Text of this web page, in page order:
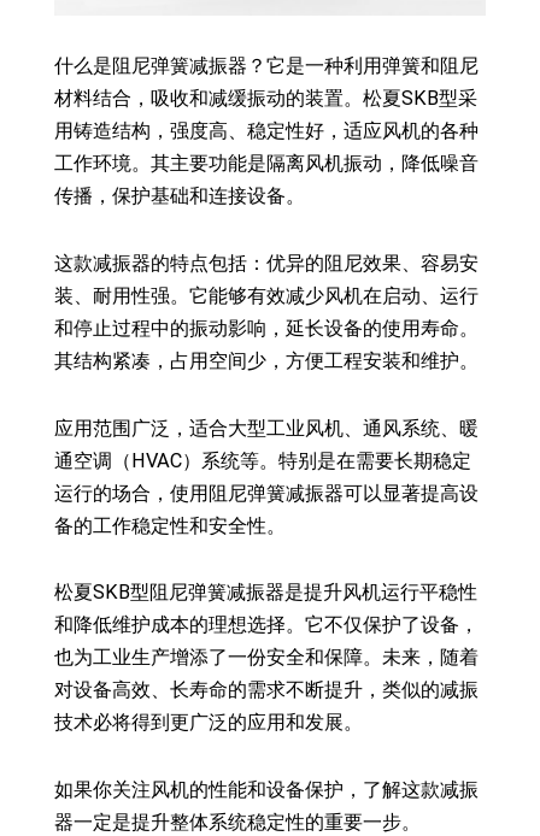
什么是阻尼弹簧减振器？它是一种利用弹簧和阻尼
材料结合，吸收和减缓振动的装置。松夏SKB型采
用铸造结构，强度高、稳定性好，适应风机的各种
工作环境。其主要功能是隔离风机振动，降低噪音
传播，保护基础和连接设备。
这款减振器的特点包括：优异的阻尼效果、容易安
装、耐用性强。它能够有效减少风机在启动、运行
和停止过程中的振动影响，延长设备的使用寿命。
其结构紧凑，占用空间少，方便工程安装和维护。
应用范围广泛，适合大型工业风机、通风系统、暖
通空调（HVAC）系统等。特别是在需要长期稳定
运行的场合，使用阻尼弹簧减振器可以显著提高设
备的工作稳定性和安全性。
松夏SKB型阻尼弹簧减振器是提升风机运行平稳性
和降低维护成本的理想选择。它不仅保护了设备，
也为工业生产增添了一份安全和保障。未来，随着
对设备高效、长寿命的需求不断提升，类似的减振
技术必将得到更广泛的应用和发展。
如果你关注风机的性能和设备保护，了解这款减振
器一定是提升整体系统稳定性的重要一步。